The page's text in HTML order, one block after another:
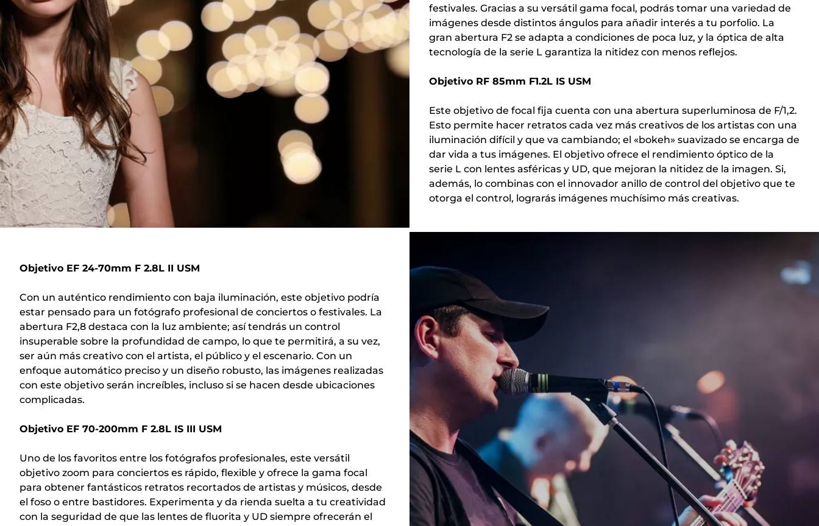
festivales. Gracias a su versátil gama focal, podrás tomar una variedad de
imágenes desde distintos ángulos para añadir interés a tu porfolio. La
gran abertura F2 se adapta a condiciones de poca luz, y la óptica de alta
tecnología de la serie L garantiza la nitidez con menos reflejos.
Objetivo RF 85mm F1.2L IS USM
Este objetivo de focal fija cuenta con una abertura superluminosa de F/1,2.
Esto permite hacer retratos cada vez más creativos de los artistas con una
iluminación difícil y que va cambiando; el «bokeh» suavizado se encarga de
dar vida a tus imágenes. El objetivo ofrece el rendimiento óptico de la
serie L con lentes asféricas y UD, que mejoran la nitidez de la imagen. Si,
además, lo combinas con el innovador anillo de control del objetivo que te
otorga el control, lograrás imágenes muchísimo más creativas.
Objetivo EF 24-70mm F 2.8L II USM
Con un auténtico rendimiento con baja iluminación, este objetivo podría
estar pensado para un fotógrafo profesional de conciertos o festivales. La
abertura F2,8 destaca con la luz ambiente; así tendrás un control
insuperable sobre la profundidad de campo, lo que te permitirá, a su vez,
ser aún más creativo con el artista, el público y el escenario. Con un
enfoque automático preciso y un diseño robusto, las imágenes realizadas
con este objetivo serán increíbles, incluso si se hacen desde ubicaciones
complicadas.
Objetivo EF 70-200mm F 2.8L IS III USM
Uno de los favoritos entre los fotógrafos profesionales, este versátil
objetivo zoom para conciertos es rápido, flexible y ofrece la gama focal
para obtener fantásticos retratos recortados de artistas y músicos, desde
el foso o entre bastidores. Experimenta y da rienda suelta a tu creatividad
con la seguridad de que las lentes de fluorita y UD siempre ofrecerán el